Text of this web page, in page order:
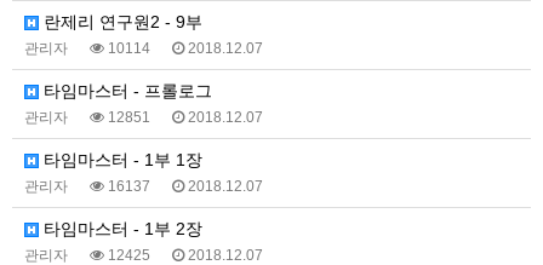
란제리 연구원2 - 9부
관리자 10114 2018.12.07
타임마스터 - 프롤로그
관리자 12851 2018.12.07
타임마스터 - 1부 1장
관리자 16137 2018.12.07
타임마스터 - 1부 2장
관리자 12425 2018.12.07